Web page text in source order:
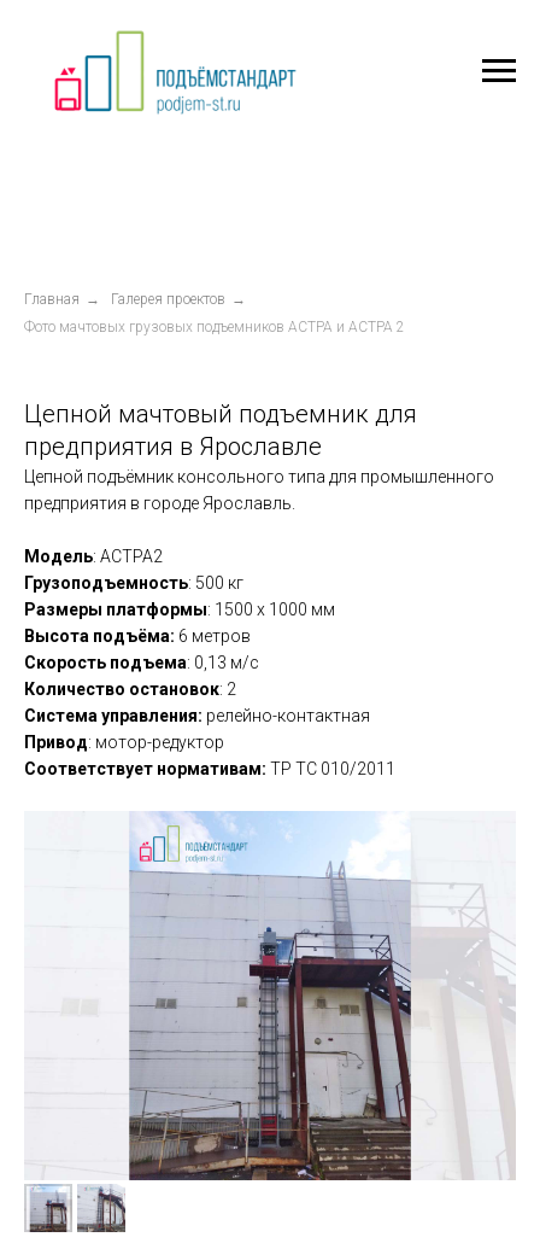
Главная → Галерея проектов →
Фото мачтовых грузовых подъемников АСТРА и АСТРА 2
Цепной мачтовый подъемник для
предприятия в Ярославле
Цепной подъёмник консольного типа для промышленного
предприятия в городе Ярославль.
Модель: АСТРА2
Грузоподъемность: 500 кг
Размеры платформы: 1500 х 1000 мм
Высота подъёма: 6 метров
Скорость подъема: 0,13 м/с
Количество остановок: 2
Система управления: релейно-контактная
Привод: мотор-редуктор
Соответствует нормативам: ТР ТС 010/2011